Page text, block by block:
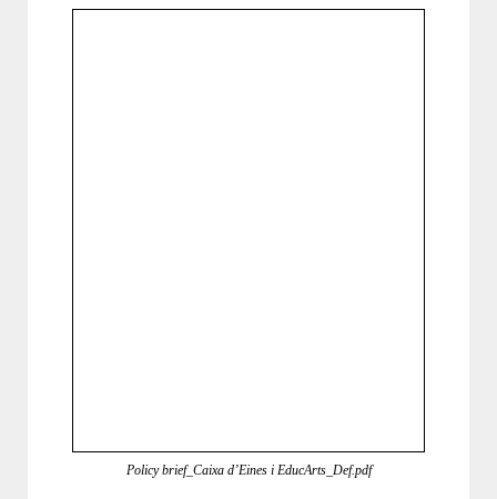
Policy brief_Caixa d’Eines i EducArts_Def.pdf